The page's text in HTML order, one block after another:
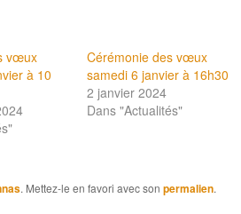
vœux
à 10
Cérémonie des vœux
samedi 6 janvier à 16h30
2 janvier 2024
Dans "Actualités"
. Mettez-le en favori avec son permalien.